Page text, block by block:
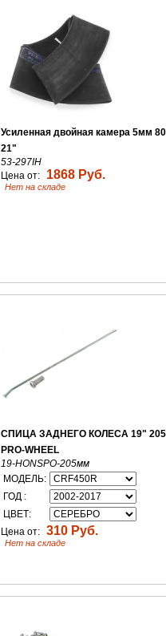
Усиленная двойная камера 5мм
21"
53-297IH
Цена от:
1868 Руб.
Нет на складе
СПИЦА ЗАДНЕГО КОЛЕСА 19"
PRO-WHEEL
19-HONSPO-205мм
МОДЕЛЬ:
ГОД :
ЦВЕТ:
Цена от: 310 Руб.
Нет на складе